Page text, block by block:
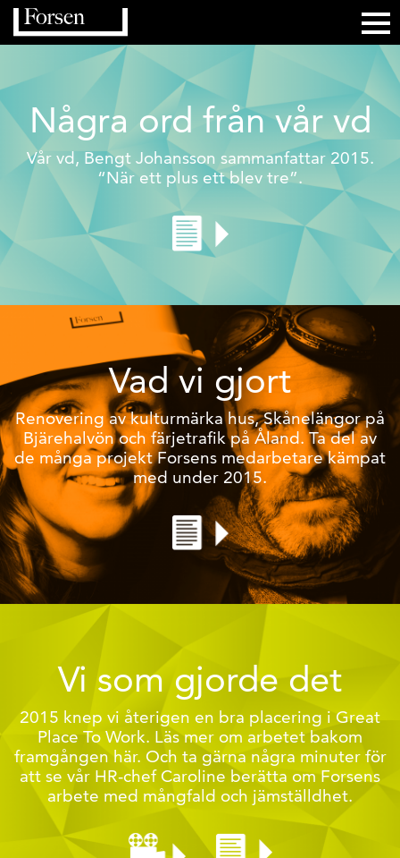
Några ord från vår vd
Vår vd, Bengt Johansson sammanfattar 2015.
“När ett plus ett blev tre”.
Vad vi gjort
Renovering av kulturmärka hus, Skånelängor på
Bjärehalvön och färjetrafik på Åland. Ta del av
de många projekt Forsens medarbetare kämpat
med under 2015.
Vi som gjorde det
2015 knep vi återigen en bra placering i Great
Place To Work. Läs mer om arbetet bakom
framgången här. Och ta gärna några minuter för
att se vår HR-chef Caroline berätta om Forsens
arbete med mångfald och jämställdhet.